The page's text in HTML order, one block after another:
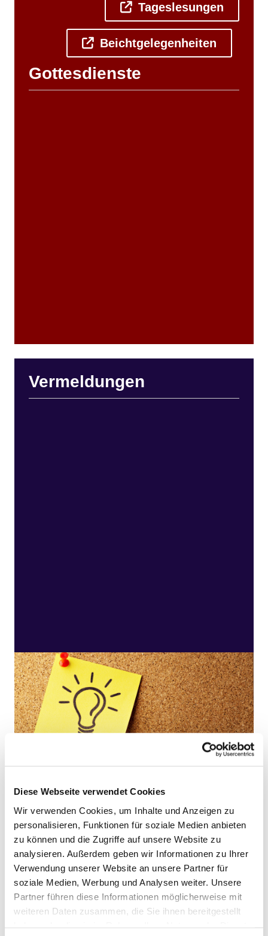
Diese Webseite verwendet Cookies
Wir verwenden Cookies, um Inhalte und Anzeigen zu
personalisieren, Funktionen für soziale Medien anbieten
zu können und die Zugriffe auf unsere Website zu
analysieren. Außerdem geben wir Informationen zu Ihrer
Verwendung unserer Website an unsere Partner für
soziale Medien, Werbung und Analysen weiter. Unsere
Partner führen diese Informationen möglicherweise mit
weiteren Daten zusammen, die Sie ihnen bereitgestellt
Tageslesungen
Beichtgelegenheiten
Gottesdienste
Vermeldungen